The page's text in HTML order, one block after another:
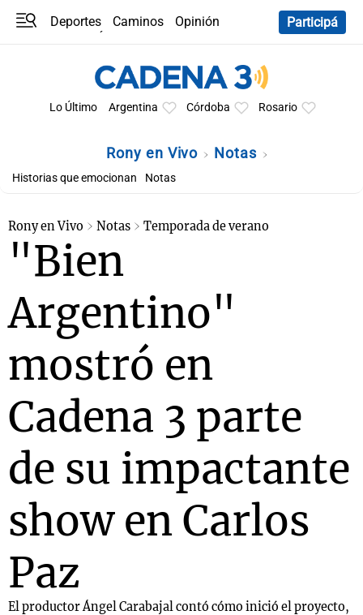
Deportes Caminos
Opinión
Participá
Lo Último Argentina Córdoba Rosario
Rony en Vivo Notas
Historias que emocionan Notas
Rony en Vivo Notas Temporada de verano
"Bien
Argentino"
mostró en
Cadena 3 parte
de su impactante
show en Carlos
Paz
El productor Ángel Carabajal contó cómo inició el proyecto,